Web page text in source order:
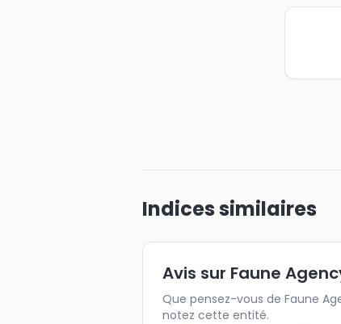
Indices similaires
Avis sur Faune
Que pensez-vous de Faune
notez cette entité.